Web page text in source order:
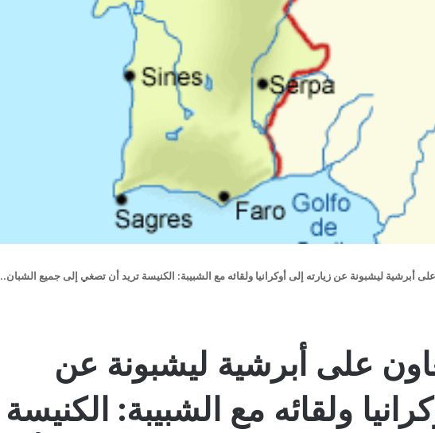
أبرشية ليشبونة عن زيارته إلى أوكرانيا ولقائه مع الشبيبة: الكنيسة تريد أن تصغي إلى جميع الشبان..
على أبرشية ليشبونة عن
ولقائه مع الشبيبة: الكنيسة